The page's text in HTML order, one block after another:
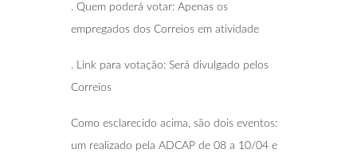
. Quem poderá votar: Apenas os
empregados dos Correios em atividade
. Link para votação: Será divulgado pelos
Correios
Como esclarecido acima, são dois eventos:
um realizado pela ADCAP de 08 a 10/04 e